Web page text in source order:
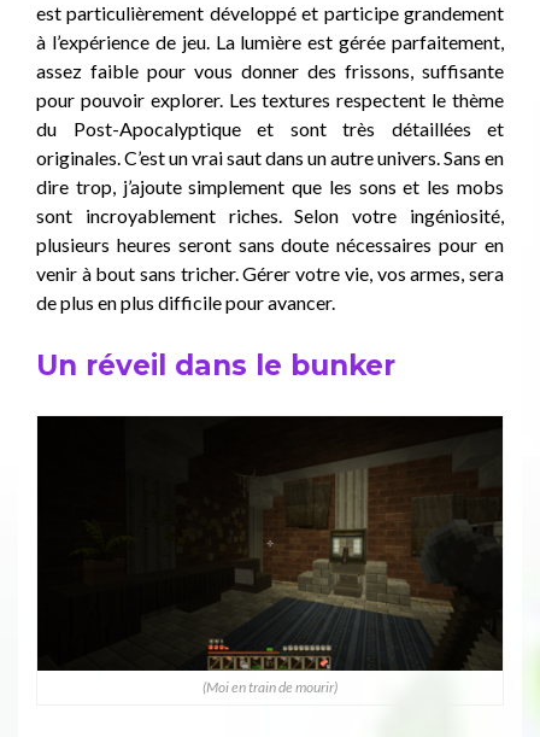
est particulièrement développé et participe grandement
à l’expérience de jeu. La lumière est gérée parfaitement,
assez faible pour vous donner des frissons, suffisante
pour pouvoir explorer. Les textures respectent le thème
du Post-Apocalyptique et sont très détaillées et
originales. C’est un vrai saut dans un autre univers. Sans en
dire trop, j’ajoute simplement que les sons et les mobs
sont incroyablement riches. Selon votre ingéniosité,
plusieurs heures seront sans doute nécessaires pour en
venir à bout sans tricher. Gérer votre vie, vos armes, sera
de plus en plus difficile pour avancer.
Un réveil dans le bunker
(Moi en train de mourir)